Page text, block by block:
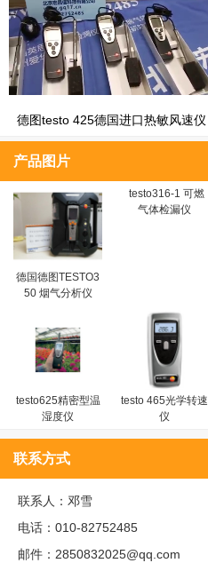
德图testo 425德国进口热敏风速仪
产品图片
德国德图TESTO3
50 烟气分析仪
testo316-1 可燃
气体检漏仪
testo625精密型温
湿度仪
testo 465光学转速
仪
联系方式
联系人：邓雪
电话：010-82752485
邮件：2850832025@qq.com